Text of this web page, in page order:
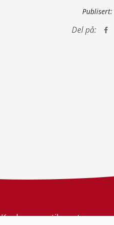
Publisert:
Del på:
Konkurransetilsynet